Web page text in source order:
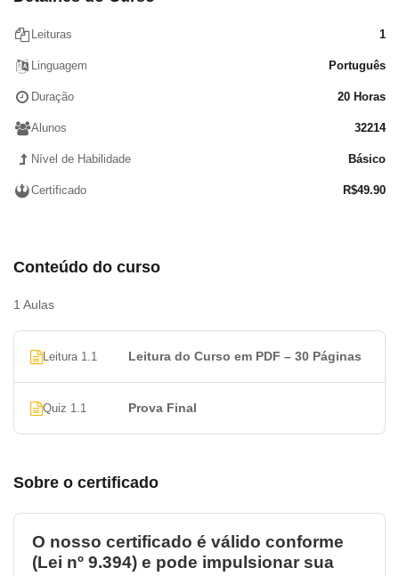
Ordinal Numbers
Vocabulary – Confusing verbs
Vocabulary – Work
Leituras 1
Linguagem Português
Duração 20 Horas
Alunos 32214
Nível de Habilidade Básico
Certificado R$49.90
Conteúdo do curso
1 Aulas
Leitura 1.1 Leitura do Curso em PDF – 30 Páginas
Quiz 1.1 Prova Final
Sobre o certificado
O nosso certificado é válido conforme
(Lei nº 9.394) e pode impulsionar sua